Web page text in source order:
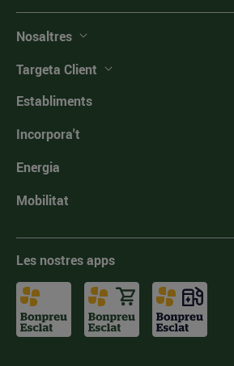
Nosaltres
Targeta Client
Establiments
Incorpora't
Energia
Mobilitat
Les nostres apps